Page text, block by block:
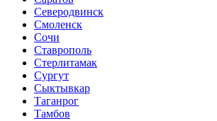
Северодвинск
Смоленск
Сочи
Ставрополь
Стерлитамак
Сургут
Сыктывкар
Таганрог
Тамбов